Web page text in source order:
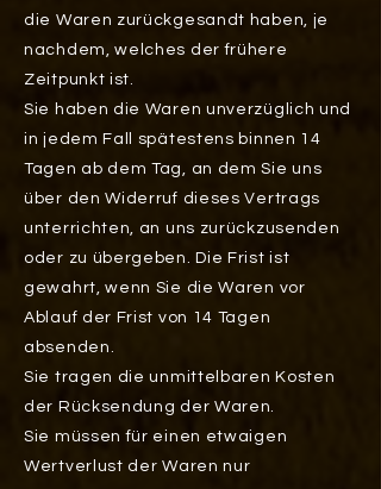
die Waren zurückgesandt haben, je
nachdem, welches der frühere
Zeitpunkt ist.
Sie haben die Waren unverzüglich und
in jedem Fall spätestens binnen 14
Tagen ab dem Tag, an dem Sie uns
über den Widerruf dieses Vertrags
unterrichten, an uns zurückzusenden
oder zu übergeben. Die Frist ist
gewahrt, wenn Sie die Waren vor
Ablauf der Frist von 14 Tagen
absenden.
Sie tragen die unmittelbaren Kosten
der Rücksendung der Waren.
Sie müssen für einen etwaigen
Wertverlust der Waren nur